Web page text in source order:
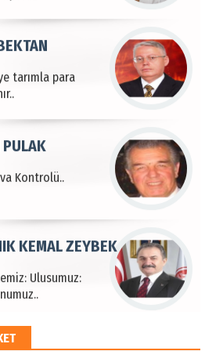
tarımla para
Kontrolü..
PULAK
Ulusumuz:
KEMAL ZEYBEK
HAYRİ PEKER